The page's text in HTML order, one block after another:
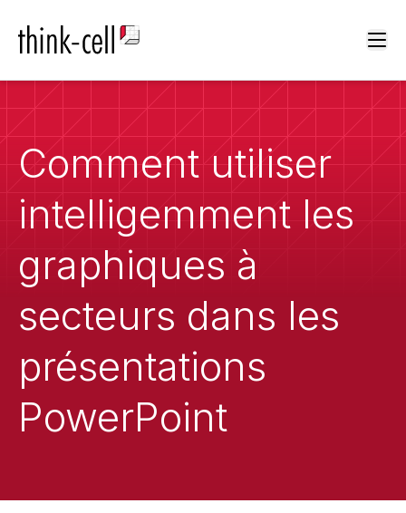
Comment utiliser
intelligemment les
graphiques à
secteurs dans les
présentations
PowerPoint